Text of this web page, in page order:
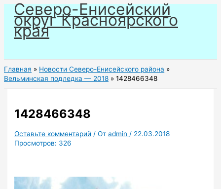
Перейти
содержимому
Северо-Енисейский
округ Красноярского
края
Главная
Новости Северо-Енисейского района
Вельминская подледка — 2018
1428466348
1428466348
Оставьте комментарий / Отadmin / 22.03.2018
Просмотров: 326